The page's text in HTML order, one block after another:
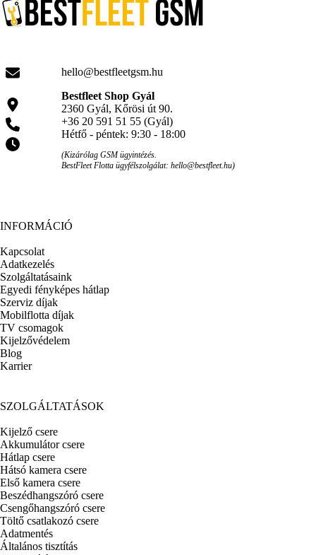
hello@bestfleetgsm.hu
Bestfleet Shop Gyál
2360 Gyál, Kőrösi út 90.
+36 20 591 51 55 (Gyál)
Hétfő - péntek: 9:30 - 18:00
(Kizárólag GSM ügyintézés.
BestFleet Flotta ügyfélszolgálat: hello@bestfleet.hu)
INFORMÁCIÓ
Kapcsolat
Adatkezelés
Szolgáltatásaink
Egyedi fényképes hátlap
Szerviz díjak
Mobilflotta díjak
TV csomagok
Kijelzővédelem
Blog
Karrier
SZOLGÁLTATÁSOK
Kijelző csere
Akkumulátor csere
Hátlap csere
Hátsó kamera csere
Első kamera csere
Beszédhangszóró csere
Csengőhangszóró csere
Töltő csatlakozó csere
Adatmentés
Általános tisztítás